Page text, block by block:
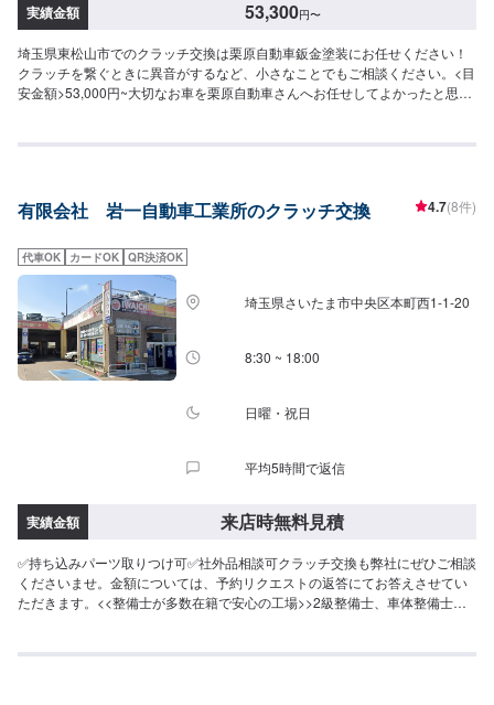
実績金額 53,300円〜
埼玉県東松山市でのクラッチ交換は栗原自動車鈑金塗装にお任せください！
クラッチを繋ぐときに異音がするなど、小さなことでもご相談ください。<目
安金額>53,000円~大切なお車を栗原自動車さんへお任せしてよかったと思っ
供できるよう研鑽努力し、安心運転のための整備・修理、車をもっと楽しむ
ル交換や車検、タイヤ交換などの基本的な車のメンテナンスも承っておりま
有限会社 岩一自動車工業所のクラッチ交換 4.7(8件)
代車OK カードOK QR決済OK
埼玉県さいたま市中央区本町西1-1-20
8:30 ~ 18:00
日曜・祝日
平均5時間で返信
実績金額 来店時無料見積
✅持ち込みパーツ取りつけ可✅社外品相談可クラッチ交換も弊社にぜひご相談
くださいませ。金額については、予約リクエストの返答にてお答えさせてい
ただきます。<<整備士が多数在籍で安心の工場>>2級整備士、車体整備士が
おります。クラッチ交換中にお車が必要な場合にもご安心ください。